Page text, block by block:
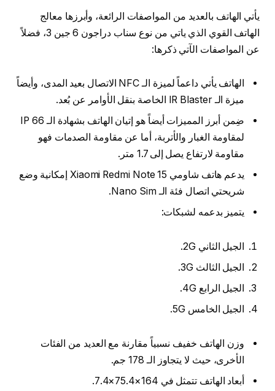
يأتي الهاتف بالعديد من المواصفات الرائعة، وأبرزها معالج
الهاتف القوي الذي ياتي من نوع سناب دراجون 6 جين 3، فضلاً
عن المواصفات الآتي ذكرها:
الهاتف يأتي داعماً لميزة الـ NFC الاتصال بعيد المدى، وأيضاً
ميزة الـ IR Blaster الخاصة بنقل الأوامر عن بُعد.
ضِمن أبرز المميزات أيضاً هو إتيان الهاتف بشهادة الـ IP 66
لمقاومة الغبار والأتربة، أما عن مقاومة الصدمات فهو
مقاومة لارتفاع يصل إلى 1.7 متر.
يدعم هاتف شاومي Xiaomi Redmi Note 15 إمكانية وضع
شريحتي اتصال فئة الـ Nano Sim.
يتميز بدعمه لشبكات:
الجيل الثاني 2G.
الجيل الثالث 3G.
الجيل الرابع 4G.
الجيل الخامس 5G.
وزن الهاتف خفيف نسبياً مقارنة مع العديد من الفئات
الأخرى، حيث لا يتجاوز الـ 178 جم.
أبعاد الهاتف تتمثل في 164×75.4×7.4.